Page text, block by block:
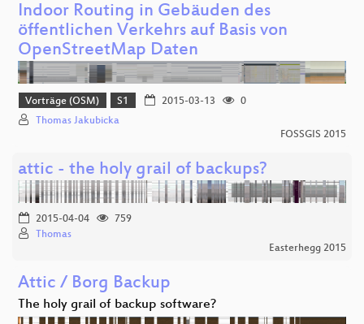
Indoor Routing in Gebäuden des
öffentlichen Verkehrs auf Basis von
OpenStreetMap Daten
Vorträge (OSM) S1 2015-03-13
0
Thomas Jakubicka
FOSSGIS 2015
attic - the holy grail of backups?
2015-04-04
759
Thomas
Easterhegg 2015
Attic / Borg Backup
The holy grail of backup software?